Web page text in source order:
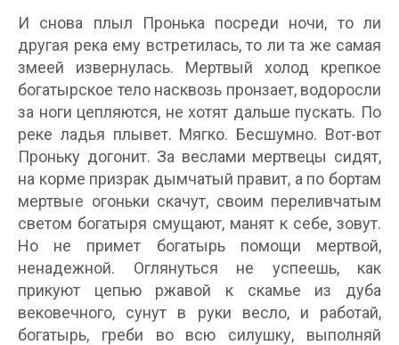
И снова плыл Пронька посреди ночи, то ли
другая река ему встретилась, то ли та же самая
змеей извернулась. Мертвый холод крепкое
богатырское тело насквозь пронзает, водоросли
за ноги цепляются, не хотят дальше пускать. По
реке ладья плывет. Мягко. Бесшумно. Вот-вот
Проньку догонит. За веслами мертвецы сидят,
на корме призрак дымчатый правит, а по бортам
мертвые огоньки скачут, своим переливчатым
светом богатыря смущают, манят к себе, зовут.
Но не примет богатырь помощи мертвой,
ненадежной. Оглянуться не успеешь, как
прикуют цепью ржавой к скамье из дуба
вековечного, сунут в руки весло, и работай,
богатырь, греби во всю силушку, выполняй